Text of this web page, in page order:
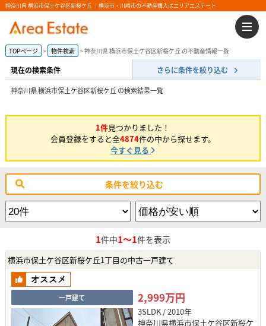
神奈川県 横浜市保土ケ谷区新桜ケ丘 ｜横浜市・川崎市の不動産購入はエリアエステート
TOPページ 物件検索 神奈川県 横浜市保土ケ谷区新桜ケ丘 の不動産情報一覧
現在の検索条件 さらに条件を絞り込む
神奈川県 横浜市保土ケ谷区新桜ケ丘 の検索結果一覧
1件見つかりました！
会員登録をすると全4874件の中から探せます。
今すぐ見る
条件を絞り込む
1件中1～1件を表示
横浜市保土ケ谷区新桜ケ丘1丁目の中古一戸建て
一戸建て 2,999万円
3SLDK / 2010年
神奈川県横浜市保土ケ谷区新桜ケ